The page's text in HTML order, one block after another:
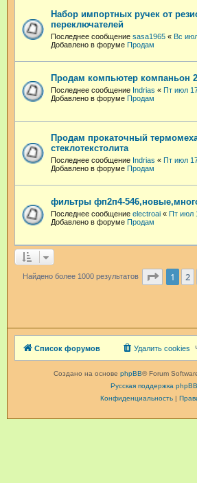
Набор импортных ручек от
переключателей
Последнее сообщение sasa1965 « Вс
Добавлено в форуме Продам
Продам компьютер компаньон 2
Последнее сообщение Indrias « Пт июл
Добавлено в форуме Продам
Продам прокаточный
стеклотекстолита
Последнее сообщение Indrias « Пт июл
Добавлено в форуме Продам
фильтры фп2п4-
Последнее сообщение electroai « Пт июл
Добавлено в форуме Продам
Найдено более 1000 результатов 1 2
Список форумов Удалить cookies
Создано на основе phpBB® Forum
Русская поддержка phpBB
Конфиденциальность|